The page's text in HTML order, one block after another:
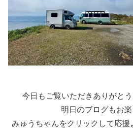
今日もご覧いただきありがと
明日のブログもお
みゅうちゃんをクリックして応援